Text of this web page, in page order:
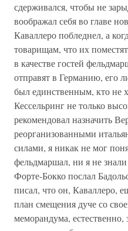
сдерживался, чтобы не
воображал себя во главе
Каваллеро побледнел, а
товарищам, что их
в качестве гостей
отправят в Германию, его
был единственным, кто не
Кессельринг не только
рекомендовал назначить
реорганизованными
силами, я никак не мог
фельдмаршал, ни я не
Форте-Бокко послал
писал, что он, Каваллеро,
план смещения дуче со
меморандума, естественно,